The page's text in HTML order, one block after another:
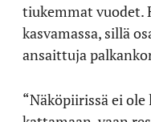
tiukemmat vuodet.
kasvamassa, sillä
ansaittuja
“Näköpiirissä ei